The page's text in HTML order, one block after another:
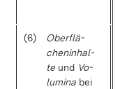
(6)
Ober­flä­
chen­in­hal­
te und Vo­
lu­mi­na bei